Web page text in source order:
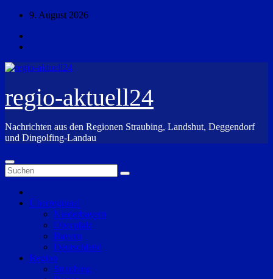
Zum
springen
9. August 2026
regio-aktuell24
Nachrichten aus den Regionen Straubing, Landshut, Deggendorf
und Dingolfing-Landau
Überregional
Niederbayern
Oberpfalz
Bayern
Deutschland
Region
Straubing